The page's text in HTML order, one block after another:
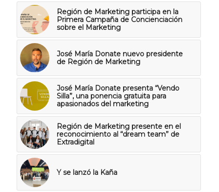
Región de Marketing participa en la
Primera Campaña de Concienciación
sobre el Marketing
José María Donate nuevo presidente
de Región de Marketing
José María Donate presenta “Vendo
Silla”, una ponencia gratuita para
apasionados del marketing
Región de Marketing presente en el
reconocimiento al “dream team” de
Extradigital
Y se lanzó la Kaña